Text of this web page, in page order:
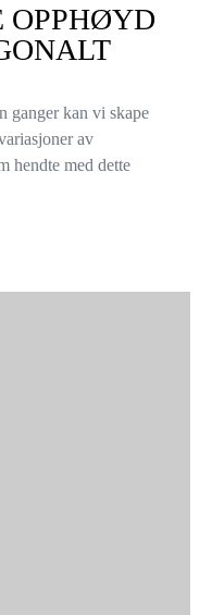
OPPHØYD
ganger kan vi skape
av
hendte med dette